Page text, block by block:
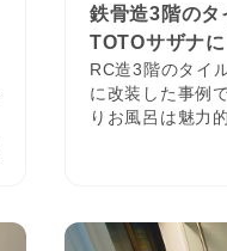
鉄骨造3階の
TOTOサザナ
RC造3階のタイ
に改装した事例
りお風呂は魅力